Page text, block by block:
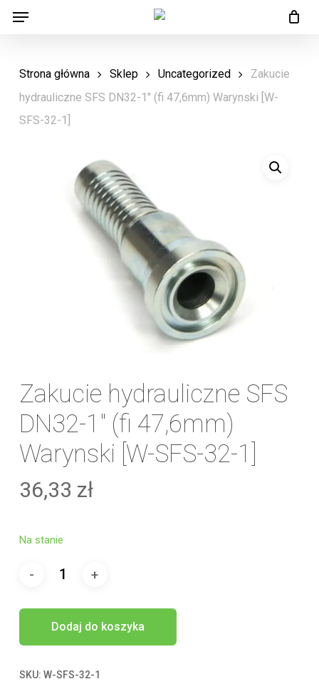
Skip
content
Menu
Strona główna Sklep Uncategorized
Zakucie
hydrauliczne SFS DN32-1″ (fi 47,6mm) Warynski [W-
SFS-32-1]
Zakucie hydrauliczne SFS
DN32-1″ (fi 47,6mm)
Warynski [W-SFS-32-1]
36,33 zł
Na stanie
Dodaj do koszyka
SKU: W-SFS-32-1
Menu